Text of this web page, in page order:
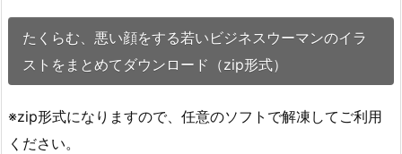
たくらむ、悪い顔をする若いビジネスウーマンのイラ
ストをまとめてダウンロード（zip形式）
※zip形式になりますので、任意のソフトで解凍してご利用
ください。